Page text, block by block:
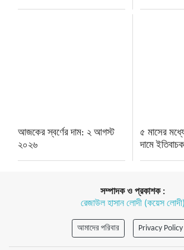
আজকের স্বর্ণের দাম: ২ আগস্ট
২০২৬
৫ মাসের
দামে
সম্পাদক ও প্রকাশক :
রেজাউল হাসান লোদী (কয়েস লোদী)
আমাদের পরিবার Privacy Policy